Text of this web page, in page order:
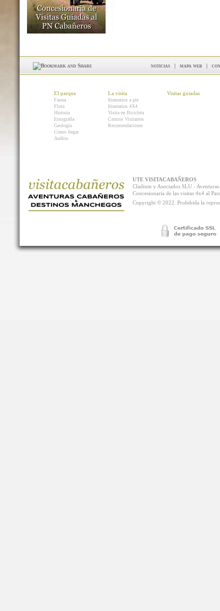
noticias | mapa web |
El parque
Fauna
Flora
Historia
Etnografía
Geología
Como llegar
Audios
La visita
Itinerarios a pie
Itinerarios 4X4
Visita en Bicicleta
Centros Visitantes
Recomendaciones
Visitas guiadas
UTE VISITACABAÑEROS
Cladium y Asociados SLU -
Concesionaria de las visitas 4x4 al
Copyright © 2022. Prohibida la